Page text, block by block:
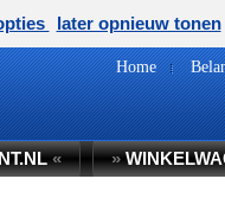
Home
« »
later opnieuw tonen